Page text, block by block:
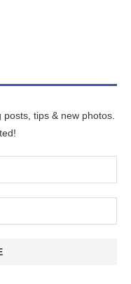
tips & new photos.